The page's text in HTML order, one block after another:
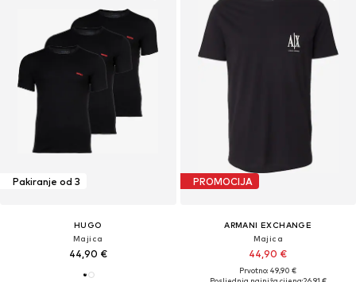
Pakiranje od 3
HUGO
Majica
44,90 €
PROMOCIJA
ARMANI EXCHANGE
Majica
44,90 €
Prvotno: 49,90 €